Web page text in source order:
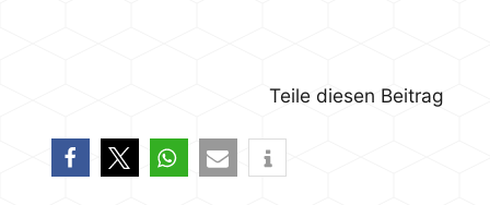
Teile diesen Beitrag